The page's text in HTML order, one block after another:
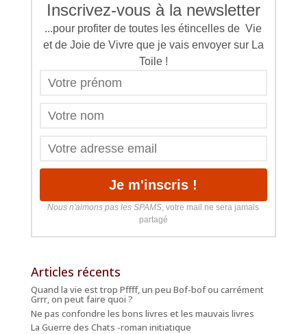
Inscrivez-vous à la newsletter
...pour profiter de toutes les étincelles de Vie
et de Joie de Vivre que je vais envoyer sur La
Toile !
Nous n'aimons pas les SPAMS, votre mail ne sera jamais
partagé
Articles récents
Quand la vie est trop Pffff, un peu Bof-bof ou carrément
Grrr, on peut faire quoi ?
Ne pas confondre les bons livres et les mauvais livres
La Guerre des Chats -roman initiatique